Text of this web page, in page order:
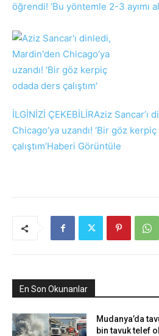
öğrendi! ‘Bu yöntemle 2-3 ayımı
İLGİNİZİ ÇEKEBİLİRAziz Sancar’ı
Chicago’ya uzandı! ‘Bir göz
çalıştım’Haberi Görüntüle
En Son Okunanlar
Mudanya’da
bin tavuk telef